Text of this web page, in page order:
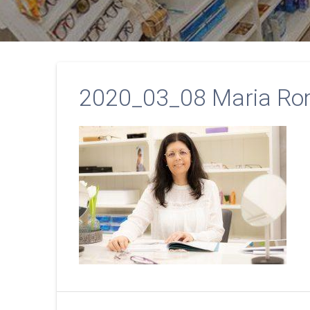
2020_03_08 Maria